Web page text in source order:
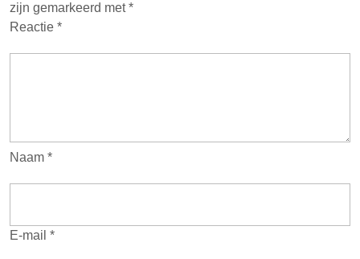
zijn gemarkeerd met*
Reactie *
Naam *
E-mail *